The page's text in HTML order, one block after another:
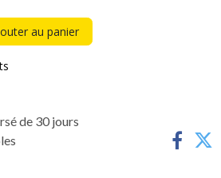
au panier
de 30 jours